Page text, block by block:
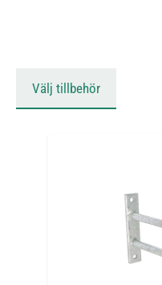
Välj tillbehör